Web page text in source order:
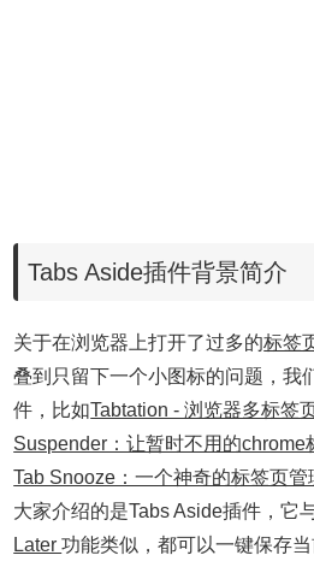
Tabs Aside插件背景简介
关于在浏览器上打开了过多的标签
叠到只留下一个小图标的问题，我
件，比如Tabtation - 浏览器多标签
Suspender：让暂时不用的chrome
Tab Snooze：一个神奇的标签页管
大家介绍的是Tabs Aside插件，它
Later功能类似，都可以一键保存